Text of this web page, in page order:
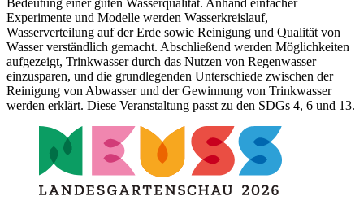
Experimente und Modelle werden Wasserkreislauf,
Wasserverteilung auf der Erde sowie Reinigung und Qualität von
Wasser verständlich gemacht. Abschließend werden Möglichkeiten
aufgezeigt, Trinkwasser durch das Nutzen von Regenwasser
einzusparen, und die grundlegenden Unterschiede zwischen der
Reinigung von Abwasser und der Gewinnung von Trinkwasser
werden erklärt. Diese Veranstaltung passt zu den SDGs 4, 6 und 13.